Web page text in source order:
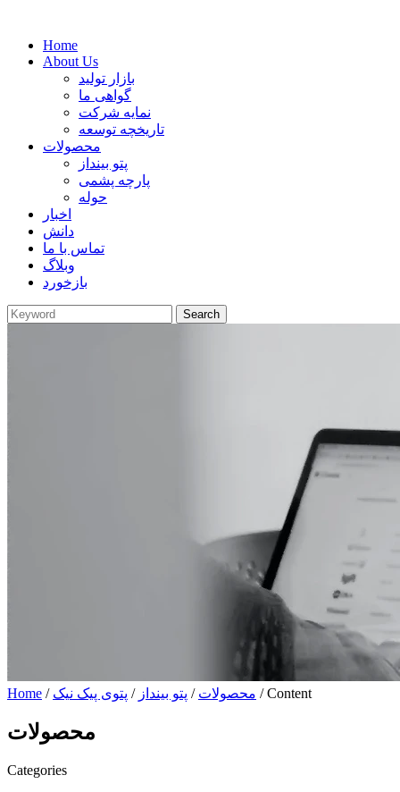
Home
About Us
بازار تولید
گواهی ما
نمایه شرکت
تاریخچه توسعه
محصولات
پتو بینداز
پارچه پشمی
حوله
اخبار
دانش
تماس با ما
وبلاگ
بازخورد
Home / محصولات / پتو بینداز / پتوی پیک نیک / Content
محصولات
Categories